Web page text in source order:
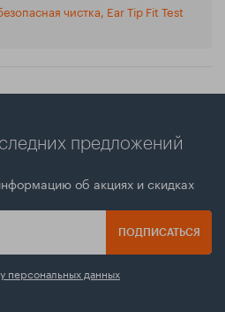
чистка, Ear Tip Fit Test
предложений
об акциях и скидках
ПОДПИСАТЬСЯ
персональных данных